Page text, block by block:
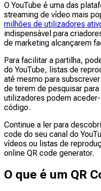
O YouTube é uma das
streaming de vídeo mais
milhões de utilizadores
indispensável para
de marketing alcançarem
Para facilitar a partilha,
do YouTube, listas de
até mesmo para
de terem de pesquisar
utilizadores podem
código.
Continue a ler para
code do seu canal do
vídeos ou listas de
online QR code generator.
O que é um QR